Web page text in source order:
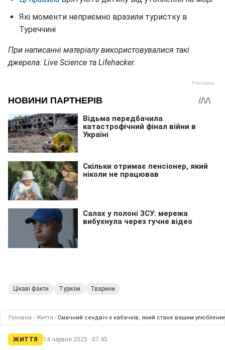
Які моменти неприємно вразили туристку в
Туреччині
При написанні матеріалу використовувалися такі
джерела: Live Science та Lifehacker.
Цікаві факти Туризм Тварини
Головна › Життя › Смачний сендвіч з кабачків, який стане вашим
ЖИТТЯ 14 червня 2025 · 07:45